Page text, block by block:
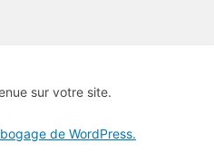
sur votre site.
de WordPress.